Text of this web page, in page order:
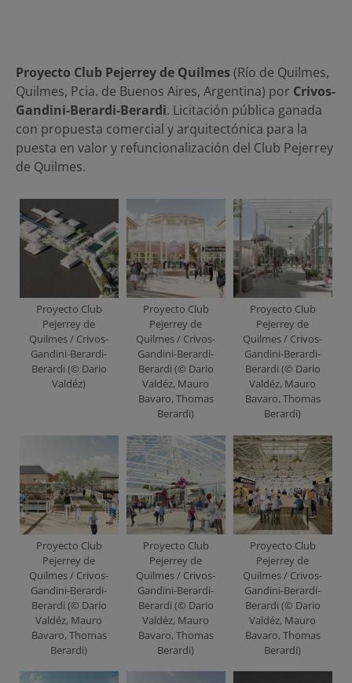
Proyecto Club Pejerrey de Quilmes(Río de Quilmes,
Quilmes, Pcia. de Buenos Aires, Argentina) por Crivos-
Gandini-Berardi-Berardi. Licitación pública ganada
con propuesta comercial y arquitectónica para la
puesta en valor y refuncionalización del Club Pejerrey
de Quilmes.
Proyecto Club
Pejerrey de
Quilmes / Crivos-
Gandini-Berardi-
Berardi (© Dario
Valdéz)
Proyecto Club
Pejerrey de
Quilmes / Crivos-
Gandini-Berardi-
Berardi (© Dario
Valdéz, Mauro
Bavaro, Thomas
Berardi)
Proyecto Club
Pejerrey de
Quilmes / Crivos-
Gandini-Berardi-
Berardi (© Dario
Valdéz, Mauro
Bavaro, Thomas
Berardi)
Proyecto Club
Pejerrey de
Quilmes / Crivos-
Gandini-Berardi-
Berardi (© Dario
Valdéz, Mauro
Bavaro, Thomas
Berardi)
Proyecto Club
Pejerrey de
Quilmes / Crivos-
Gandini-Berardi-
Berardi (© Dario
Valdéz, Mauro
Bavaro, Thomas
Berardi)
Proyecto Club
Pejerrey de
Quilmes / Crivos-
Gandini-Berardi-
Berardi (© Dario
Valdéz, Mauro
Bavaro, Thomas
Berardi)